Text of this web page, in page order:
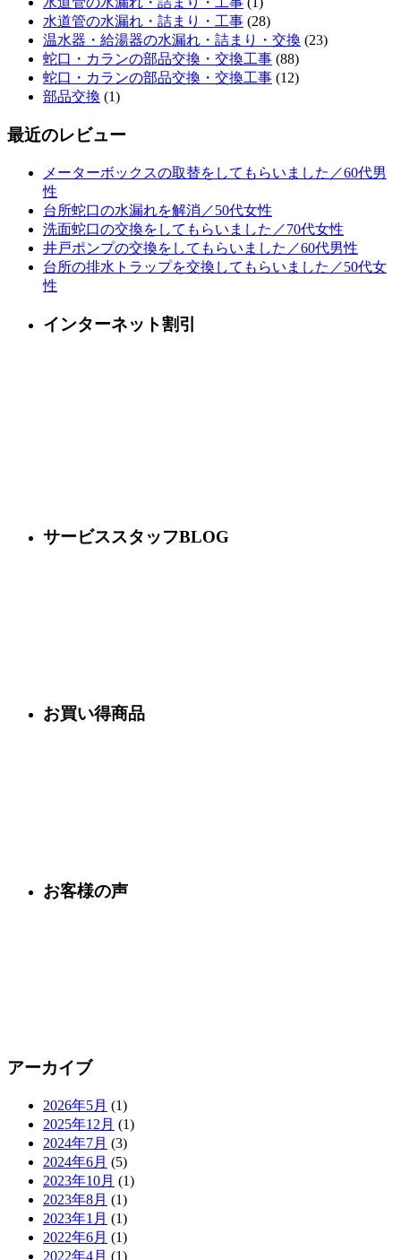
水道管の水漏れ・詰まり・工事 (28)
温水器・給湯器の水漏れ・詰まり・交換 (23)
蛇口・カランの部品交換・交換工事 (88)
蛇口・カランの部品交換・交換工事 (12)
部品交換 (1)
最近のレビュー
メーターボックスの取替をしてもらいました／60代男
性
台所蛇口の水漏れを解消／50代女性
洗面蛇口の交換をしてもらいました／70代女性
井戸ポンプの交換をしてもらいました／60代男性
台所の排水トラップを交換してもらいました／50代女
性
インターネット割引
サービススタッフBLOG
お買い得商品
お客様の声
アーカイブ
2026年5月 (1)
2025年12月 (1)
2024年7月 (3)
2024年6月 (5)
2023年10月 (1)
2023年8月 (1)
2023年1月 (1)
2022年6月 (1)
2022年4月 (1)